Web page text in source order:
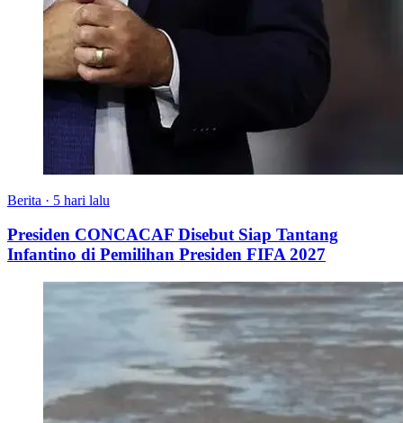
Berita · 5 hari lalu
Presiden CONCACAF Disebut Siap Tantang
Infantino di Pemilihan Presiden FIFA 2027